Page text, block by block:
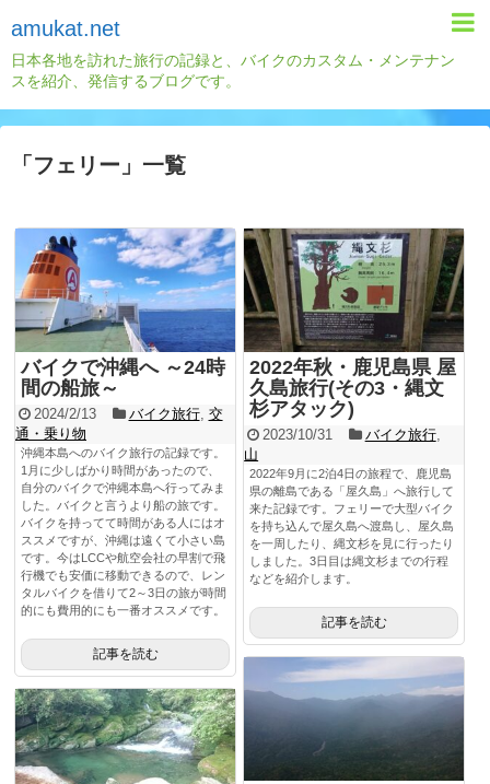
amukat.net
日本各地を訪れた旅行の記録と、バイクのカスタム・メンテナン
スを紹介、発信するブログです。
「 フェリー 」 一覧
バイクで沖縄へ ～24時
間の船旅～
2024/2/13 バイク旅行, 交
通・乗り物
沖縄本島へのバイク旅行の記録です。
1月に少しばかり時間があったので、
自分のバイクで沖縄本島へ行ってみま
した。バイクと言うより船の旅です。
バイクを持ってて時間がある人にはオ
ススメですが、沖縄は遠くて小さい島
です。今はLCCや航空会社の早割で飛
行機でも安価に移動できるので、レン
タルバイクを借りて2～3日の旅が時間
的にも費用的にも一番オススメです。
記事を読む
2022年秋・鹿児島県 屋
久島旅行(その3・縄文
杉アタック)
2023/10/31 バイク旅行,
山
2022年9月に2泊4日の旅程で、鹿児島
県の離島である「屋久島」へ旅行して
来た記録です。フェリーで大型バイク
を持ち込んで屋久島へ渡島し、屋久島
を一周したり、縄文杉を見に行ったり
しました。3日目は縄文杉までの行程
などを紹介します。
記事を読む